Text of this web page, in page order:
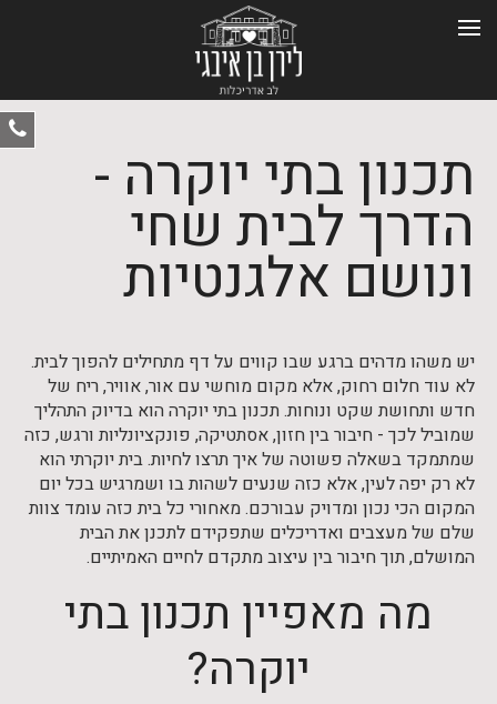
תכנון בתי יוקרה -
הדרך לבית שחי
ונושם אלגנטיות
יש משהו מדהים ברגע שבו קווים על דף מתחילים להפוך לבית.
לא עוד חלום רחוק, אלא מקום מוחשי עם אור, אוויר, ריח של
חדש ותחושת שקט ונוחות. תכנון בתי יוקרה הוא בדיוק התהליך
שמוביל לכך - חיבור בין חזון, אסתטיקה, פונקציונליות ורגש, כזה
שמתמקד בשאלה פשוטה של איך תרצו לחיות. בית יוקרתי הוא
לא רק יפה לעין, אלא כזה שנעים לשהות בו ושמרגיש בכל יום
המקום הכי נכון ומדויק עבורכם. מאחורי כל בית כזה עומד צוות
שלם של מעצבים ואדריכלים שתפקידם לתכנן את הבית
המושלם, תוך חיבור בין עיצוב מתקדם לחיים האמיתיים.
מה מאפיין תכנון בתי
יוקרה?